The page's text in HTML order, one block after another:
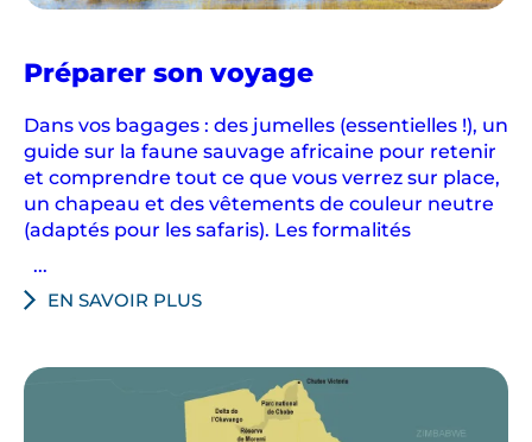
Préparer son voyageau
Dans vos bagages : des jumelles (essentielles !), un
guide sur la faune sauvage africaine pour retenir
et comprendre tout ce que vous verrez sur place,
un chapeau et des vêtements de couleur neutre
(adaptés pour les safaris). Les formalités
...
EN SAVOIR PLUS